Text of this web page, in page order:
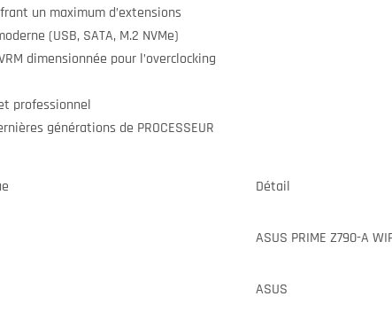
un maximum d’extensions
(USB, SATA, M.2 NVMe)
dimensionnée pour l’overclocking
professionnel
générations de PROCESSEUR
Détail
ASUS PRIME Z790-A
ASUS